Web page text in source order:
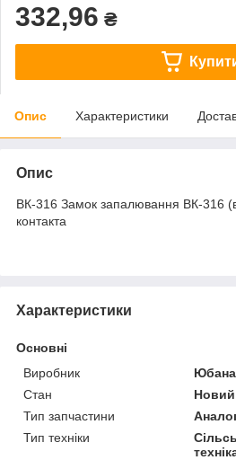
332,96 ₴
Опис Характеристики
Опис
ВК-316 Замок запалювання ВК-316
контакта
Характеристики
Основні
Виробник
Юбана
Стан
Новий
Тип запчастини
Тип техніки